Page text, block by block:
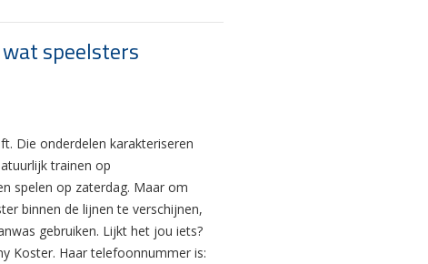
speelsters
Die onderdelen karakteriseren
trainen op
spelen op zaterdag. Maar om
binnen de lijnen te verschijnen,
gebruiken. Lijkt het jou iets?
Koster. Haar telefoonnummer is: